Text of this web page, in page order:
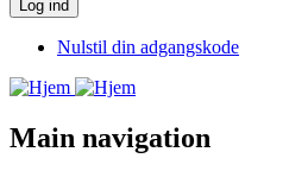
Nulstil din adgangskode
Main navigation